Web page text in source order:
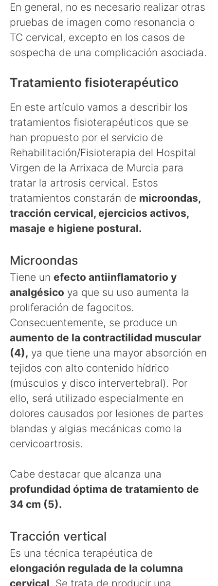
En general, no es necesario realizar otras
pruebas de imagen como resonancia o
TC cervical, excepto en los casos de
sospecha de una complicación asociada.
Tratamiento fisioterapéutico
En este artículo vamos a describir los
tratamientos fisioterapéuticos que se
han propuesto por el servicio de
Rehabilitación/Fisioterapia del Hospital
Virgen de la Arrixaca de Murcia para
tratar la artrosis cervical. Estos
tratamientos constarán de microondas,
tracción cervical, ejercicios activos,
masaje e higiene postural.
Microondas
Tiene un efecto antiinflamatorio y
analgésico ya que su uso aumenta la
proliferación de fagocitos.
Consecuentemente, se produce un
aumento de la contractilidad muscular
(4), ya que tiene una mayor absorción en
tejidos con alto contenido hídrico
(músculos y disco intervertebral). Por
ello, será utilizado especialmente en
dolores causados por lesiones de partes
blandas y algias mecánicas como la
cervicoartrosis.
Cabe destacar que alcanza una
profundidad óptima de tratamiento de
34 cm (5).
Tracción vertical
Es una técnica terapéutica de
elongación regulada de la columna
cervical . Se trata de producir una